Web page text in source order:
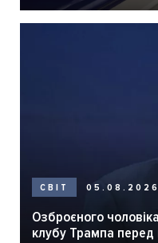
СВІТ
Озброєного
клубу Трампа перед